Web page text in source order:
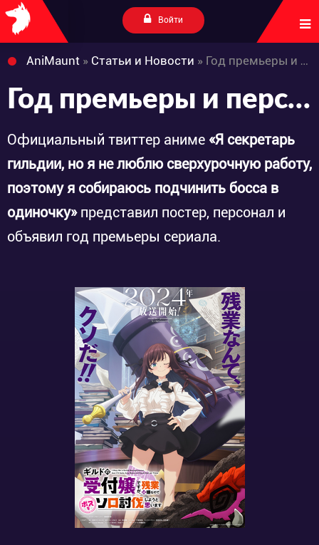
Войти
AniMaunt » Статьи и Новости » Год премьеры и персонал аниме «Guild no Uketsukejou desu ga, Zangyou wa Iya nanode Boss wo Solo Toubatsu Shiyou to Omoimasu»
Год премьеры и персонал аниме «Guild no Uketsukejou desu ga, Zangyou wa Iya nanode Boss wo Solo Toubatsu Shiyou to Omoimasu»
Официальный твиттер аниме «Я секретарь
гильдии, но я не люблю сверхурочную работу,
поэтому я собираюсь подчинить босса в
одиночку»представил постер, персонал и
объявил год премьеры сериала.